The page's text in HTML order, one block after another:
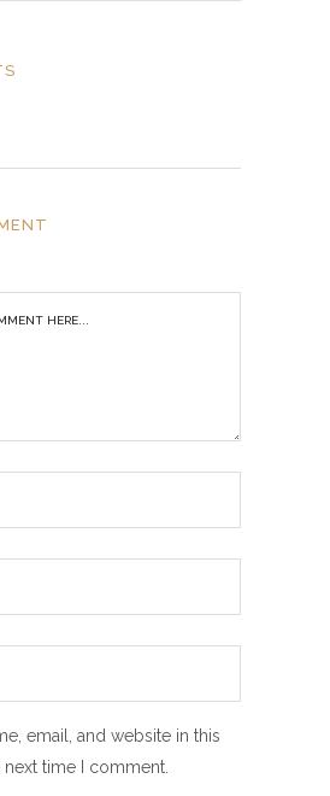
email, and website in this
time I comment.